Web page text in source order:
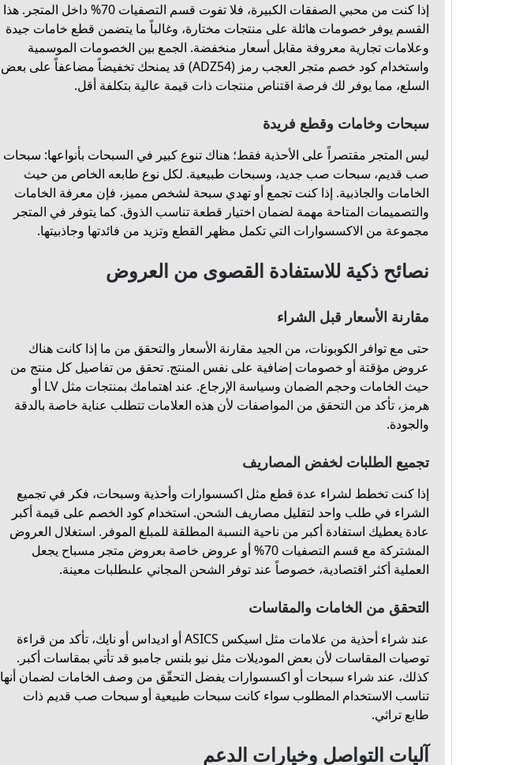
إذا كنت من محبي الصفقات الكبيرة، فلا تفوت قسم التصفيات 70% داخل المتجر. هذا
القسم يوفر خصومات هائلة على منتجات مختارة، وغالباً ما يتضمن قطع خامات جيدة
وعلامات تجارية معروفة مقابل أسعار منخفضة. الجمع بين الخصومات الموسمية
واستخدام كود خصم متجر العجب رمز (ADZ54) قد يمنحك تخفيضاً مضاعفاً على بعض
السلع، مما يوفر لك فرصة اقتناص منتجات ذات قيمة عالية بتكلفة أقل.
سبحات وخامات وقطع فريدة
ليس المتجر مقتصراً على الأحذية فقط؛ هناك تنوع كبير في السبحات بأنواعها: سبحات
صب قديم، سبحات صب جديد، وسبحات طبيعية. لكل نوع طابعه الخاص من حيث
الخامات والجاذبية. إذا كنت تجمع أو تهدي سبحة لشخص مميز، فإن معرفة الخامات
والتصميمات المتاحة مهمة لضمان اختيار قطعة تناسب الذوق. كما يتوفر في المتجر
مجموعة من الاكسسوارات التي تكمل مظهر القطع وتزيد من فائدتها وجاذبيتها.
نصائح ذكية للاستفادة القصوى من العروض
مقارنة الأسعار قبل الشراء
حتى مع توافر الكوبونات، من الجيد مقارنة الأسعار والتحقق من ما إذا كانت هناك
عروض مؤقتة أو خصومات إضافية على نفس المنتج. تحقق من تفاصيل كل منتج من
حيث الخامات وحجم الضمان وسياسة الإرجاع. عند اهتمامك بمنتجات مثل LV أو
هرمز، تأكد من التحقق من المواصفات لأن هذه العلامات تتطلب عناية خاصة بالدقة
والجودة.
تجميع الطلبات لخفض المصاريف
إذا كنت تخطط لشراء عدة قطع مثل اكسسوارات وأحذية وسبحات، فكر في تجميع
الشراء في طلب واحد لتقليل مصاريف الشحن. استخدام كود الخصم على قيمة أكبر
عادة يعطيك استفادة أكبر من ناحية النسبة المطلقة للمبلغ الموفر. استغلال العروض
المشتركة مع قسم التصفيات 70% أو عروض خاصة بعروض متجر مسباح يجعل
العملية أكثر اقتصادية، خصوصاً عند توفر الشحن المجاني علىطلبات معينة.
التحقق من الخامات والمقاسات
عند شراء أحذية من علامات مثل اسيكس ASICS أو اديداس أو نايك، تأكد من قراءة
توصيات المقاسات لأن بعض الموديلات مثل نيو بلنس جامبو قد تأتي بمقاسات أكبر.
كذلك، عند شراء سبحات أو اكسسوارات يفضل التحقّق من وصف الخامات لضمان أنها
تناسب الاستخدام المطلوب سواء كانت سبحات طبيعية أو سبحات صب قديم ذات
طابع تراثي.
آليات التواصل وخيارات الدعم